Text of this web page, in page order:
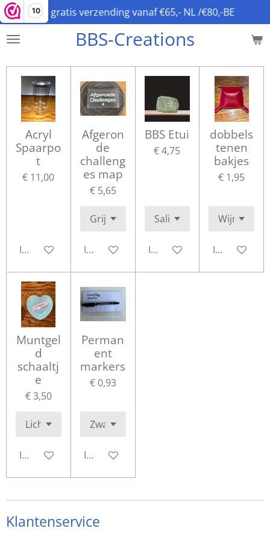
10
Ga
direct
naar
hoofdinhoud
BBS-Creations
gratis verzending vanaf €65,- NL /€80,-BE
Acryl
Spaarpo
t
€ 11,00
In winkelwagen
Afgeron
de
challeng
es map
€ 5,65
In winkelwagen
BBS Etui
€ 4,75
In winkelwagen
dobbels
tenen
bakjes
€ 1,95
In
Muntgel
d
schaaltj
e
€ 3,50
In winkelwagen
Perman
ent
markers
€ 0,93
In winkelwagen
Klantenservice